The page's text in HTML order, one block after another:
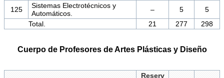
125
Sistemas Electrotécnicos y
Automáticos.
– 5
5
Total.
21 277 298
Cuerpo de Profesores de Artes Plásticas y Diseño
Reserv